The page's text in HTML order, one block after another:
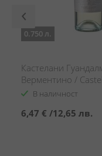
0.750 л.
Кастелани
Верментино /
Guadalmare
В наличност
6,47 € /12,65 лв.